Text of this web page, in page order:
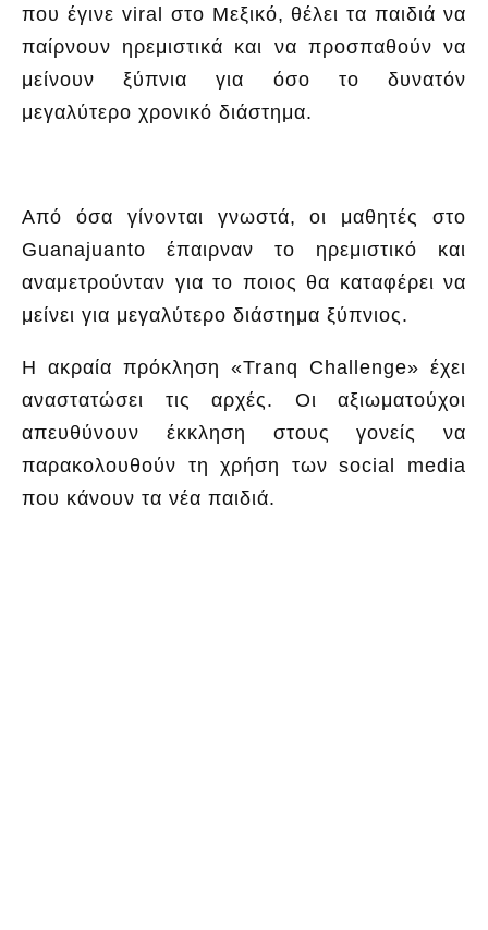
που έγινε viral στο Μεξικό, θέλει τα παιδιά να
παίρνουν ηρεμιστικά και να προσπαθούν να
μείνουν ξύπνια για όσο το δυνατόν
μεγαλύτερο χρονικό διάστημα.
Από όσα γίνονται γνωστά, οι μαθητές στο
Guanajuanto έπαιρναν το ηρεμιστικό και
αναμετρούνταν για το ποιος θα καταφέρει να
μείνει για μεγαλύτερο διάστημα ξύπνιος.
Η ακραία πρόκληση «Tranq Challenge» έχει
αναστατώσει τις αρχές. Οι αξιωματούχοι
απευθύνουν έκκληση στους γονείς να
παρακολουθούν τη χρήση των social media
που κάνουν τα νέα παιδιά.